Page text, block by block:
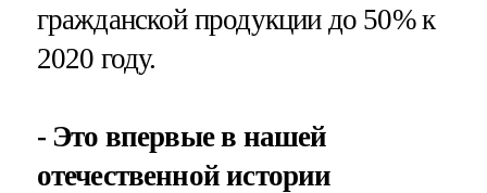
гражданской продукции до 50% к
2020 году.
- Это впервые в нашей
отечественной истории